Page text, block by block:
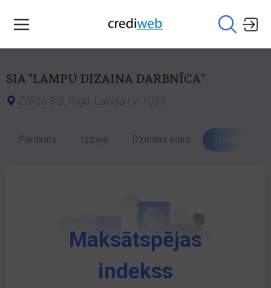
SIA "LAMPU DIZAINA DARBNĪCA"
Zālīša 8-3, Rīga, Latvija LV-1039
Pārskats Izziņa Dzimtas koks Izmaiņu
Maksātspējas
indekss